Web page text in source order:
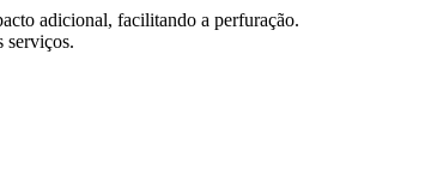
adicional, facilitando a perfuração.
serviços.